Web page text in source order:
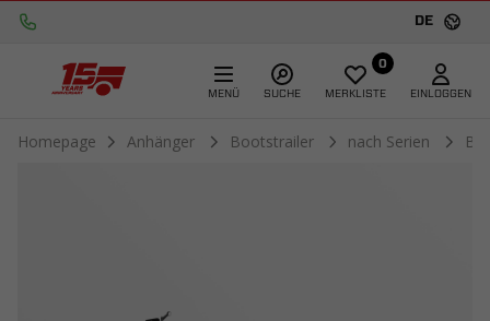
DE
MENÜ SUCHE
0
MERKLISTE EINLOGGEN
Homepage Anhänger Bootstrailer nach Serien